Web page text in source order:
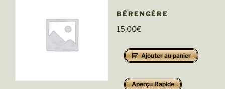
BÉRENGÈRE
15,00€
Ajouter au panier
Aperçu Rapide